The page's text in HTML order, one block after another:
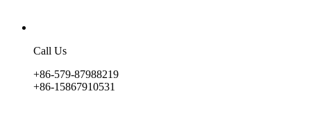
Call Us
+86-579-87988219
+86-15867910531